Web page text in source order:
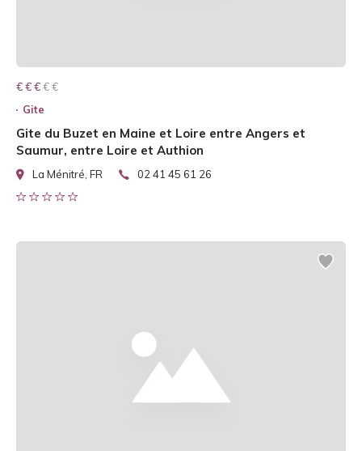
€ € € € €
€ € €
Gite
Gite du Buzet en Maine et Loire entre Angers et
Saumur, entre Loire et Authion
La Ménitré, FR 02 41 45 61 26